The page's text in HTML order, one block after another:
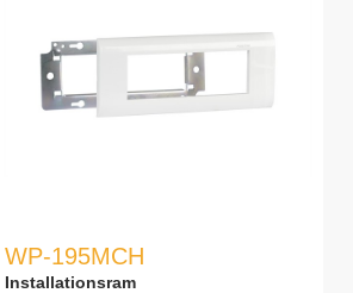
WP-195MCH
Installationsram